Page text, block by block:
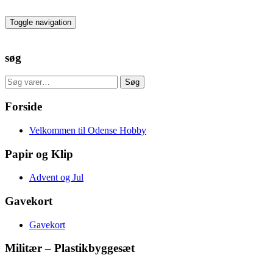
to
the
Toggle navigation
søg
Søg
efter:
Søg
Forside
Velkommen til Odense Hobby
Papir og Klip
Advent og Jul
Gavekort
Gavekort
Militær – Plastikbyggesæt